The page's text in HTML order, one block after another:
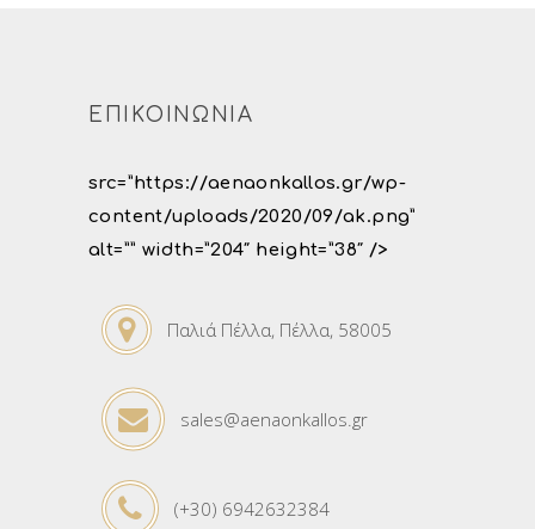
ΕΠΙΚΟΙΝΩΝΙΑ
src=”https://aenaonkallos.gr/wp-
content/uploads/2020/09/ak.png”
alt=”” width=”204″ height=”38″ />
Παλιά Πέλλα, Πέλλα, 58005
sales@aenaonkallos.gr
(+30) 6942632384